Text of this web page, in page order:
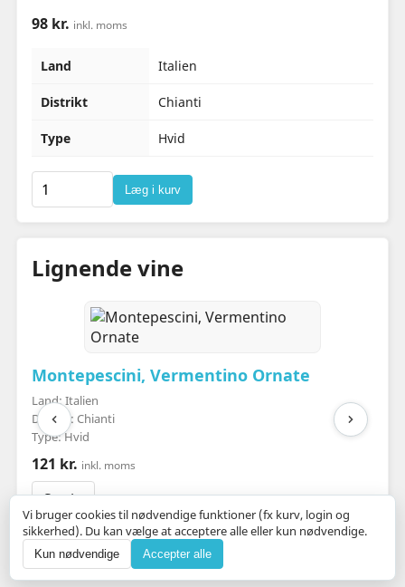
98 kr. inkl. moms
Land Italien
Distrikt Chianti
Type Hvid
Læg i kurv
Lignende vine
Montepescini, Vermentino Ornate
Land: Italien
Distrikt: Chianti
Type: Hvid
121 kr. inkl. moms
Se vin
Vi bruger cookies til nødvendige funktioner (fx kurv, login og
sikkerhed). Du kan vælge at acceptere alle eller kun nødvendige.
Kun nødvendige Accepter alle